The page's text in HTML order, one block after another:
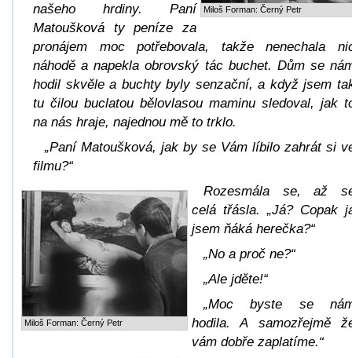
Miloš Forman: Černý Petr
našeho hrdiny. Paní
Matoušková ty peníze za
pronájem moc potřebovala, takže nenechala
náhodě a napekla obrovský tác buchet. Dům se
hodil skvěle a buchty byly senzační, a když jsem
tu čilou buclatou bělovlasou maminu sledoval, jak
na nás hraje, najednou mě to trklo.
„Paní Matoušková, jak by se Vám líbilo zahrát si
filmu?“
Miloš Forman: Černý Petr
Rozesmála se, až
celá třásla. „Já? Copak
jsem ňáká herečka?“
„No a proč ne?“
„Ale jděte!“
„Moc byste se
hodila. A samozřejmě
vám dobře zaplatíme.“